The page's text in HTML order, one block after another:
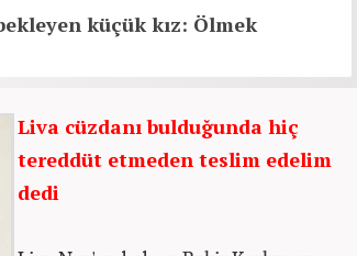
küçük kız: Ölmek
Liva cüzdanı bulduğunda hiç
tereddüt etmeden teslim edelim
dedi